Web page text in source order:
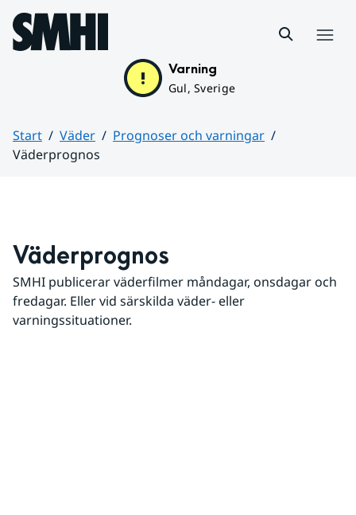
Hoppa till sidans innehåll
Varning
Gul, Sverige
Start Väder
Prognoser och varningar
Väderprognos
Väderprognos
SMHI publicerar väderfilmer måndagar, onsdagar och
fredagar. Eller vid särskilda väder- eller
varningssituationer.